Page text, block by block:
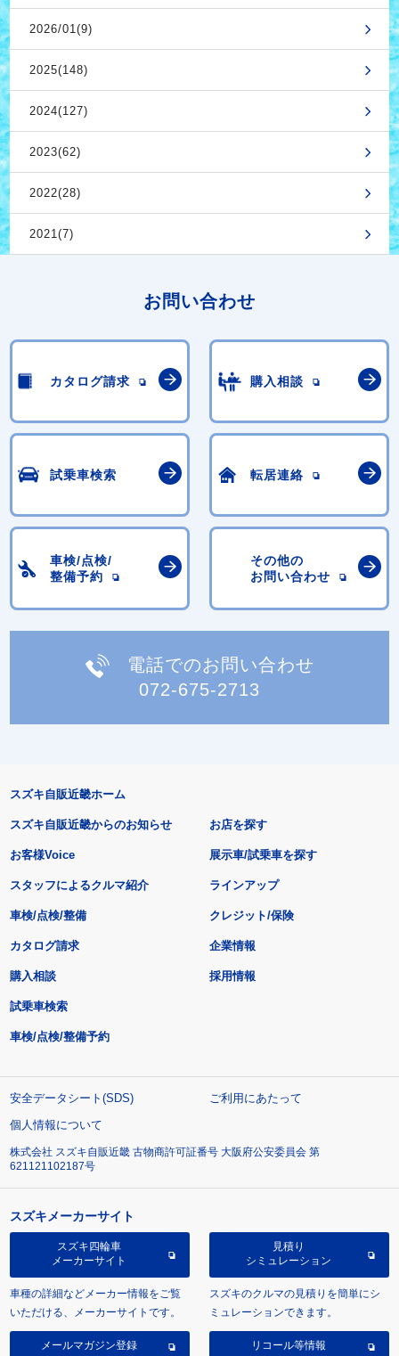
2026/01(9)
2025(148)
2024(127)
2023(62)
2022(28)
2021(7)
お問い合わせ
カタログ請求 購入相談
試乗車検索 転居連絡
車検/点検/
整備予約
その他の
お問い合わせ
電話でのお問い合わせ
072-675-2713
スズキ自販近畿ホーム
スズキ自販近畿からのお知らせ
お客様Voice
スタッフによるクルマ紹介
お店を探す
展示車/試乗車を探す
ラインアップ
車検/点検/整備 クレジット/保険
カタログ請求
購入相談
試乗車検索
車検/点検/整備予約
企業情報
採用情報
安全データシート(SDS)
ご利用にあたって
個人情報について
株式会社 スズキ自販近畿 古物商許可証番号 大阪府公安委員会 第
621121102187号
スズキメーカーサイト
スズキ四輪車
メーカーサイト
車種の詳細などメーカー情報をご覧
いただける、メーカーサイトです。
見積り
シミュレーション
スズキのクルマの見積りを簡単にシ
ミュレーションできます。
メールマガジン登録 リコール等情報